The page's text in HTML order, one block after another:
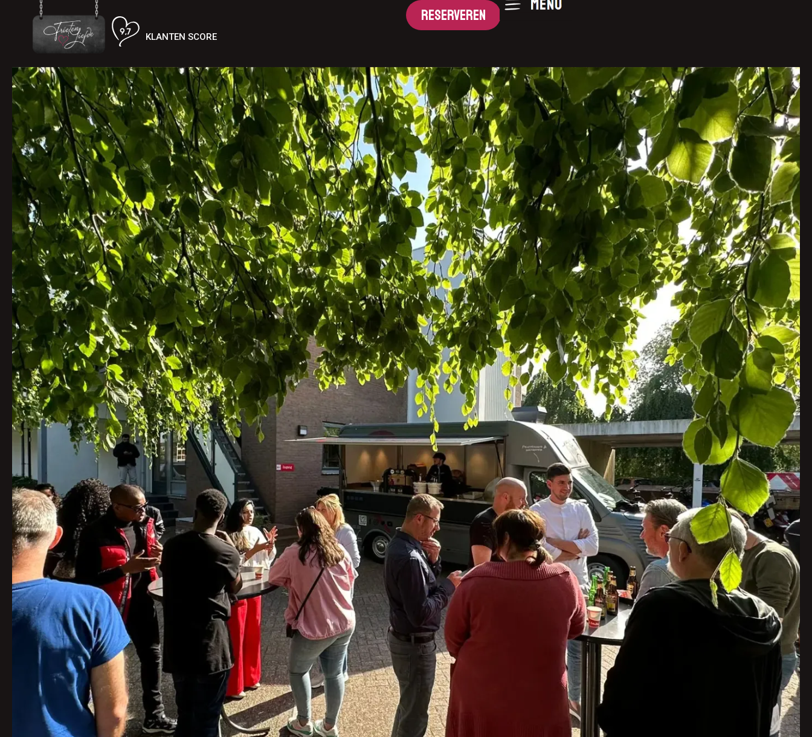
KLANTEN SCORE
RESERVEREN